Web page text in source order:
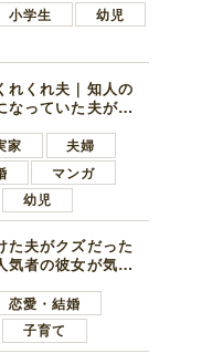
小学生
幼児
れくれ夫｜知人の
なっていた夫が家
家
夫婦
マンガ
幼児
た夫がクズだった
気者の彼女が気に
恋愛・結婚
子育て